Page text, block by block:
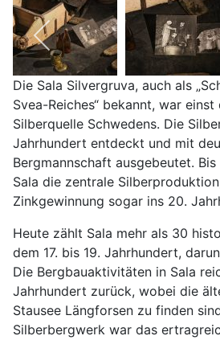
Die Sala Silvergruva, auch als
Svea-Reiches“ bekannt, war
Silberquelle Schwedens. Die
Jahrhundert entdeckt und mit
Bergmannschaft ausgebeutet.
Sala die zentrale
Zinkgewinnung sogar ins 20.
Heute zählt Sala mehr als 30
dem 17. bis 19. Jahrhundert,
Die Bergbauaktivitäten in Sala
Jahrhundert zurück, wobei die
Stausee Längforsen zu finden
Silberbergwerk war das